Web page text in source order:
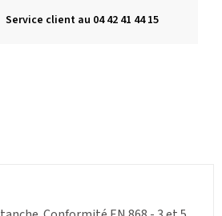
Service client au 04 42 41 44 15